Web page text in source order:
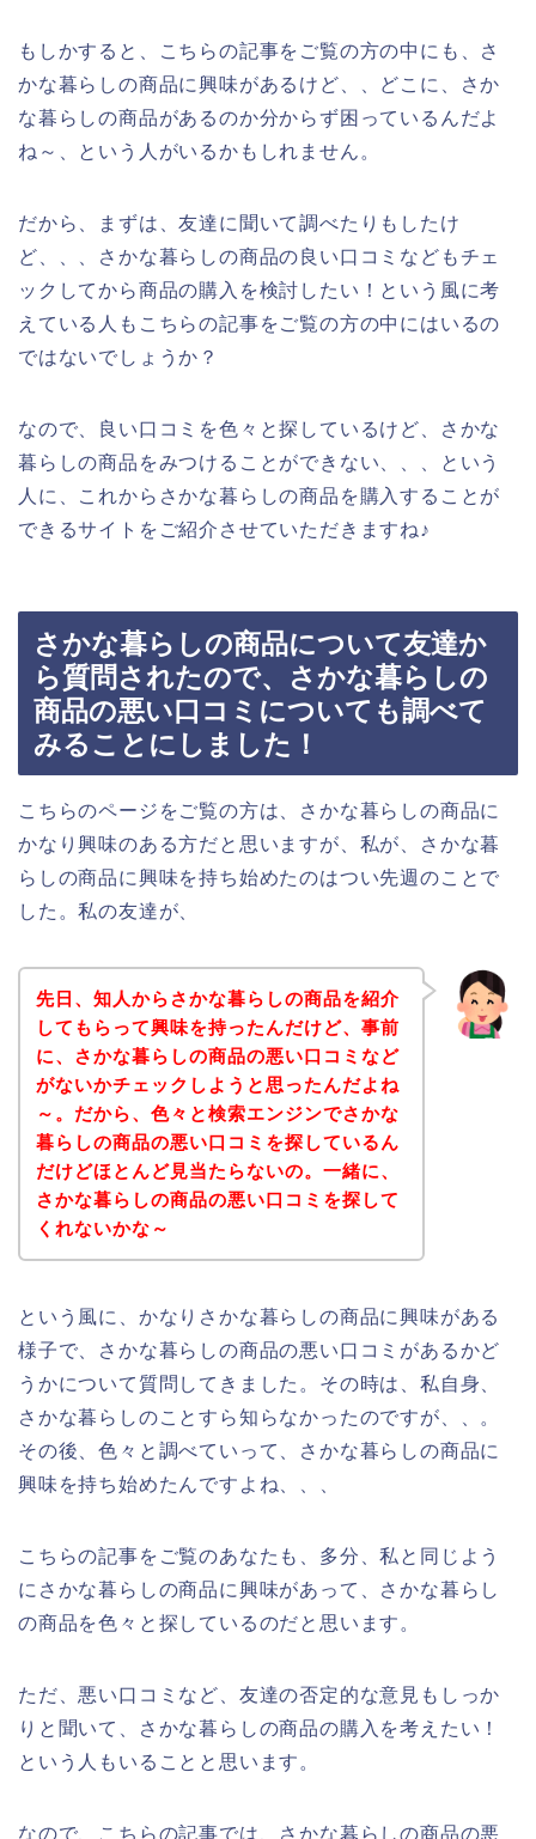
もしかすると、こちらの記事をご覧の方の中にも、さ
かな暮らしの商品に興味があるけど、、どこに、さか
な暮らしの商品があるのか分からず困っているんだよ
ね～、という人がいるかもしれません。
だから、まずは、友達に聞いて調べたりもしたけ
ど、、、さかな暮らしの商品の良い口コミなどもチェ
ックしてから商品の購入を検討したい！という風に考
えている人もこちらの記事をご覧の方の中にはいるの
ではないでしょうか？
なので、良い口コミを色々と探しているけど、さかな
暮らしの商品をみつけることができない、、、という
人に、これからさかな暮らしの商品を購入することが
できるサイトをご紹介させていただきますね♪
さかな暮らしの商品について友達か
ら質問されたので、さかな暮らしの
商品の悪い口コミについても調べて
みることにしました！
こちらのページをご覧の方は、さかな暮らしの商品に
かなり興味のある方だと思いますが、私が、さかな暮
らしの商品に興味を持ち始めたのはつい先週のことで
した。私の友達が、
先日、知人からさかな暮らしの商品を紹介
してもらって興味を持ったんだけど、事前
に、さかな暮らしの商品の悪い口コミなど
がないかチェックしようと思ったんだよね
～。だから、色々と検索エンジンでさかな
暮らしの商品の悪い口コミを探しているん
だけどほとんど見当たらないの。一緒に、
さかな暮らしの商品の悪い口コミを探して
くれないかな～
という風に、かなりさかな暮らしの商品に興味がある
様子で、さかな暮らしの商品の悪い口コミがあるかど
うかについて質問してきました。その時は、私自身、
さかな暮らしのことすら知らなかったのですが、、。
その後、色々と調べていって、さかな暮らしの商品に
興味を持ち始めたんですよね、、、
こちらの記事をご覧のあなたも、多分、私と同じよう
にさかな暮らしの商品に興味があって、さかな暮らし
の商品を色々と探しているのだと思います。
ただ、悪い口コミなど、友達の否定的な意見もしっか
りと聞いて、さかな暮らしの商品の購入を考えたい！
という人もいることと思います。
なので、こちらの記事では、さかな暮らしの商品の悪